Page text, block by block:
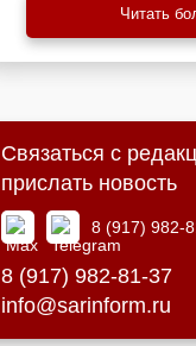
Читать
Связаться с
прислать новость
8 (917) 982-
8 (917) 982-81-37
info@sarinform.ru